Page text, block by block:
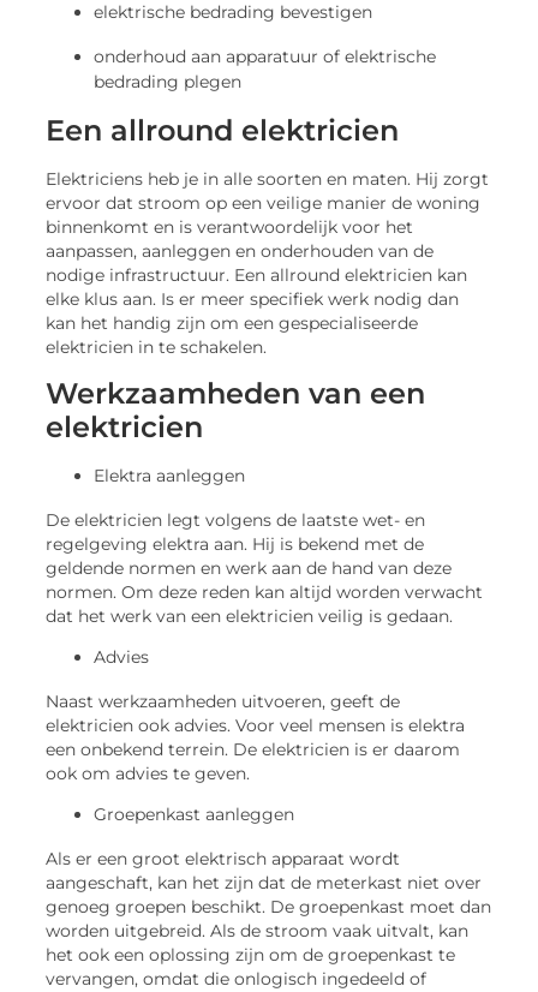
elektrische bedrading bevestigen
onderhoud aan apparatuur of elektrische
bedrading plegen
Een allround elektricien
Elektriciens heb je in alle soorten en maten. Hij zorgt
ervoor dat stroom op een veilige manier de woning
binnenkomt en is verantwoordelijk voor het
aanpassen, aanleggen en onderhouden van de
nodige infrastructuur. Een allround elektricien kan
elke klus aan. Is er meer specifiek werk nodig dan
kan het handig zijn om een gespecialiseerde
elektricien in te schakelen.
Werkzaamheden van een
elektricien
Elektra aanleggen
De elektricien legt volgens de laatste wet- en
regelgeving elektra aan. Hij is bekend met de
geldende normen en werk aan de hand van deze
normen. Om deze reden kan altijd worden verwacht
dat het werk van een elektricien veilig is gedaan.
Advies
Naast werkzaamheden uitvoeren, geeft de
elektricien ook advies. Voor veel mensen is elektra
een onbekend terrein. De elektricien is er daarom
ook om advies te geven.
Groepenkast aanleggen
Als er een groot elektrisch apparaat wordt
aangeschaft, kan het zijn dat de meterkast niet over
genoeg groepen beschikt. De groepenkast moet dan
worden uitgebreid. Als de stroom vaak uitvalt, kan
het ook een oplossing zijn om de groepenkast te
vervangen, omdat die onlogisch ingedeeld of